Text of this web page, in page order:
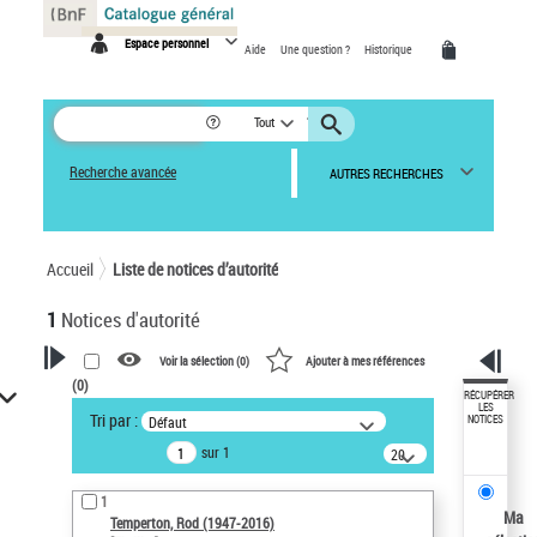
Espace personnel Aide Une question ? Historique
Tout
Recherche avancée AUTRES RECHERCHES
Accueil Liste de notices d’autorité
1 Notices d'autorité
VOTRE RECHERCHE
Recherche avancée dans les
notices d’autorité
Œuvres liées à l'auteur :
Temperton, Rod (1947-2016)
Voir la sélection (0) Ajouter à mes références
(0)
Tri par : Défaut
sur 1
20
résultats/page
1
Temperton, Rod (1947-2016)
RÉCUPÉRER
LES
NOTICES
Ma
Panneau de gestion des cookies